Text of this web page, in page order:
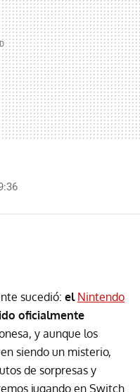
sucedió: el Nintendo
oficialmente
y aunque los
siendo un misterio,
de sorpresas y
jugando en Switch